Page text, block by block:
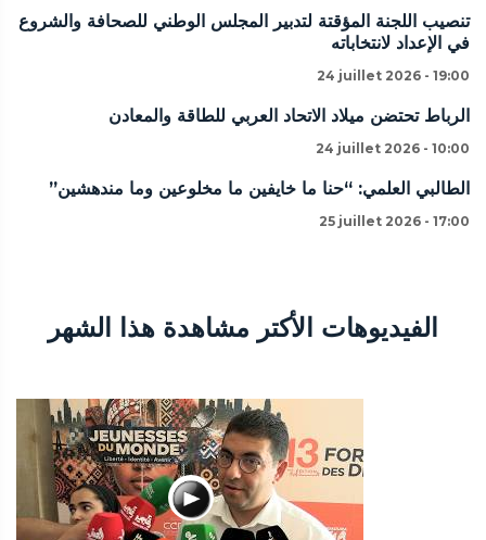
تنصيب اللجنة المؤقتة لتدبير المجلس الوطني للصحافة والشروع
في الإعداد لانتخاباته
24 juillet 2026 - 19:00
الرباط تحتضن ميلاد الاتحاد العربي للطاقة والمعادن
24 juillet 2026 - 10:00
الطالبي العلمي: “حنا ما خايفين ما مخلوعين وما مندهشين”
25 juillet 2026 - 17:00
الفيديوهات الأكتر مشاهدة هذا الشهر